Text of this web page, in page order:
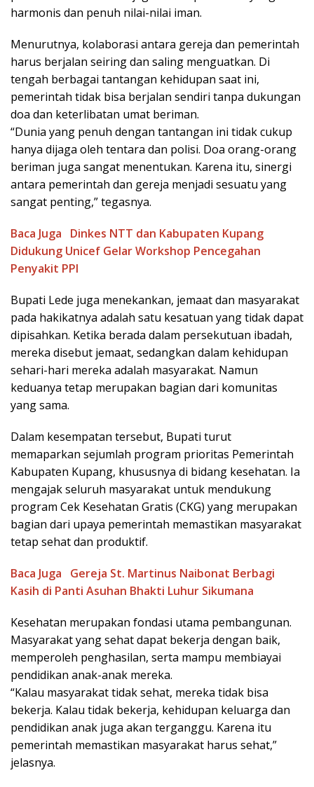
harmonis dan penuh nilai-nilai iman.
Menurutnya, kolaborasi antara gereja dan pemerintah
harus berjalan seiring dan saling menguatkan. Di
tengah berbagai tantangan kehidupan saat ini,
pemerintah tidak bisa berjalan sendiri tanpa dukungan
doa dan keterlibatan umat beriman.
“Dunia yang penuh dengan tantangan ini tidak cukup
hanya dijaga oleh tentara dan polisi. Doa orang-orang
beriman juga sangat menentukan. Karena itu, sinergi
antara pemerintah dan gereja menjadi sesuatu yang
sangat penting,” tegasnya.
Baca Juga
Dinkes NTT dan Kabupaten Kupang
Didukung Unicef Gelar Workshop Pencegahan
Penyakit PPI
Bupati Lede juga menekankan, jemaat dan masyarakat
pada hakikatnya adalah satu kesatuan yang tidak dapat
dipisahkan. Ketika berada dalam persekutuan ibadah,
mereka disebut jemaat, sedangkan dalam kehidupan
sehari-hari mereka adalah masyarakat. Namun
keduanya tetap merupakan bagian dari komunitas
yang sama.
Dalam kesempatan tersebut, Bupati turut
memaparkan sejumlah program prioritas Pemerintah
Kabupaten Kupang, khususnya di bidang kesehatan. Ia
mengajak seluruh masyarakat untuk mendukung
program Cek Kesehatan Gratis (CKG) yang merupakan
bagian dari upaya pemerintah memastikan masyarakat
tetap sehat dan produktif.
Baca Juga
Gereja St. Martinus Naibonat Berbagi
Kasih di Panti Asuhan Bhakti Luhur Sikumana
Kesehatan merupakan fondasi utama pembangunan.
Masyarakat yang sehat dapat bekerja dengan baik,
memperoleh penghasilan, serta mampu membiayai
pendidikan anak-anak mereka.
“Kalau masyarakat tidak sehat, mereka tidak bisa
bekerja. Kalau tidak bekerja, kehidupan keluarga dan
pendidikan anak juga akan terganggu. Karena itu
pemerintah memastikan masyarakat harus sehat,”
jelasnya.